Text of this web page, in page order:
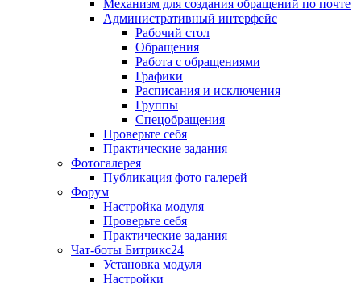
Механизм для создания обращений по почте
Административный интерфейс
Рабочий стол
Обращения
Работа с обращениями
Графики
Расписания и исключения
Группы
Спецобращения
Проверьте себя
Практические задания
Фотогалерея
Публикация фото галерей
Форум
Настройка модуля
Проверьте себя
Практические задания
Чат-боты Битрикс24
Установка модуля
Настройки